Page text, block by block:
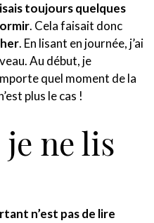
toujours quelques
. Cela faisait donc
. En lisant en journée, j’ai
Au début, je
quel moment de la
plus le cas !
ne lis
n’est pas de lire